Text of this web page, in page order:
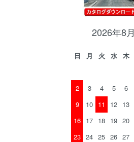
2026年8月
日 月 火 水 木
2
3 4 5 6
9
10 11 12 13
16 17 18 19 20
23 24 25 26 27